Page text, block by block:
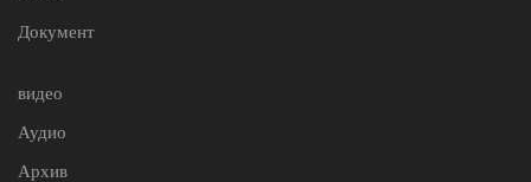
Документ
видео
Аудио
Архив